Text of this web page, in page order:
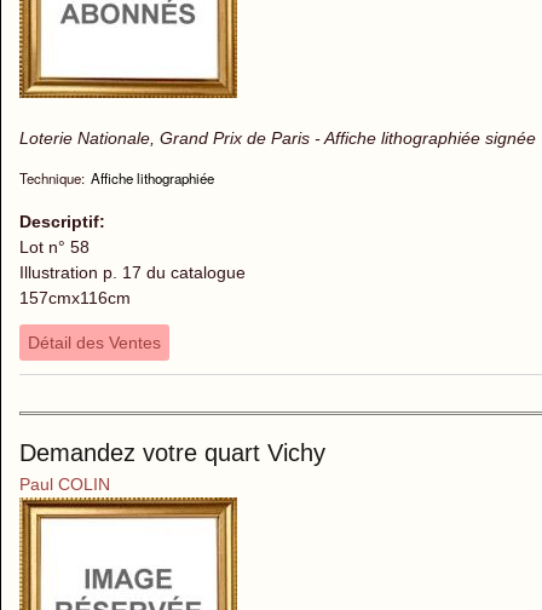
Loterie Nationale, Grand Prix de Paris - Affiche lithographiée signée
Technique: Affiche lithographiée
Descriptif:
Lot n° 58
Illustration p. 17 du catalogue
157cmx116cm
Détail des Ventes
Demandez votre quart Vichy
Paul COLIN